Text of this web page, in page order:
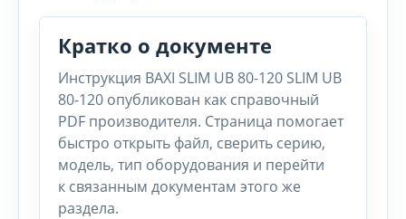
Кратко о документе
Инструкция BAXI SLIM UB 80-120 SLIM UB
80-120 опубликован как справочный
PDF производителя. Страница помогает
быстро открыть файл, сверить серию,
модель, тип оборудования и перейти
к связанным документам этого же
раздела.